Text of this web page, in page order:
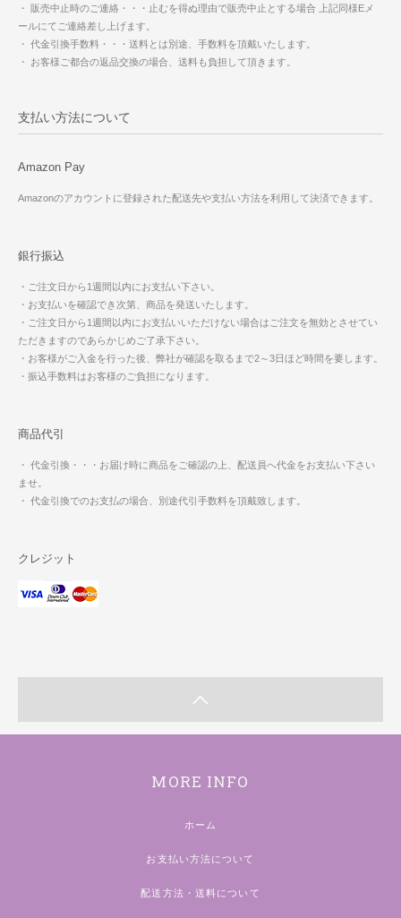
・ 販売中止時のご連絡・・・止むを得ぬ理由で販売中止とする場合 上記同様Eメ
ールにてご連絡差し上げます。
・ 代金引換手数料・・・送料とは別途、手数料を頂戴いたします。
・ お客様ご都合の返品交換の場合、送料も負担して頂きます。
支払い方法について
Amazon Pay
Amazonのアカウントに登録された配送先や支払い方法を利用して決済できます。
銀行振込
・ご注文日から1週間以内にお支払い下さい。
・お支払いを確認でき次第、商品を発送いたします。
・ご注文日から1週間以内にお支払いいただけない場合はご注文を無効とさせてい
ただきますのであらかじめご了承下さい。
・お客様がご入金を行った後、弊社が確認を取るまで2～3日ほど時間を要します。
・振込手数料はお客様のご負担になります。
商品代引
・ 代金引換・・・お届け時に商品をご確認の上、配送員へ代金をお支払い下さい
ませ。
・ 代金引換でのお支払の場合、別途代引手数料を頂戴致します。
クレジット
MORE INFO
ホーム
お支払い方法について
配送方法・送料について